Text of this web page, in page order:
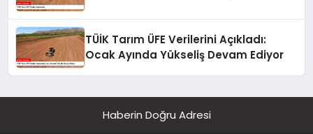
TÜİK Tarım ÜFE Verilerini Açıkladı:
Ocak Ayında Yükseliş Devam Ediyor
Haberin Doğru Adresi